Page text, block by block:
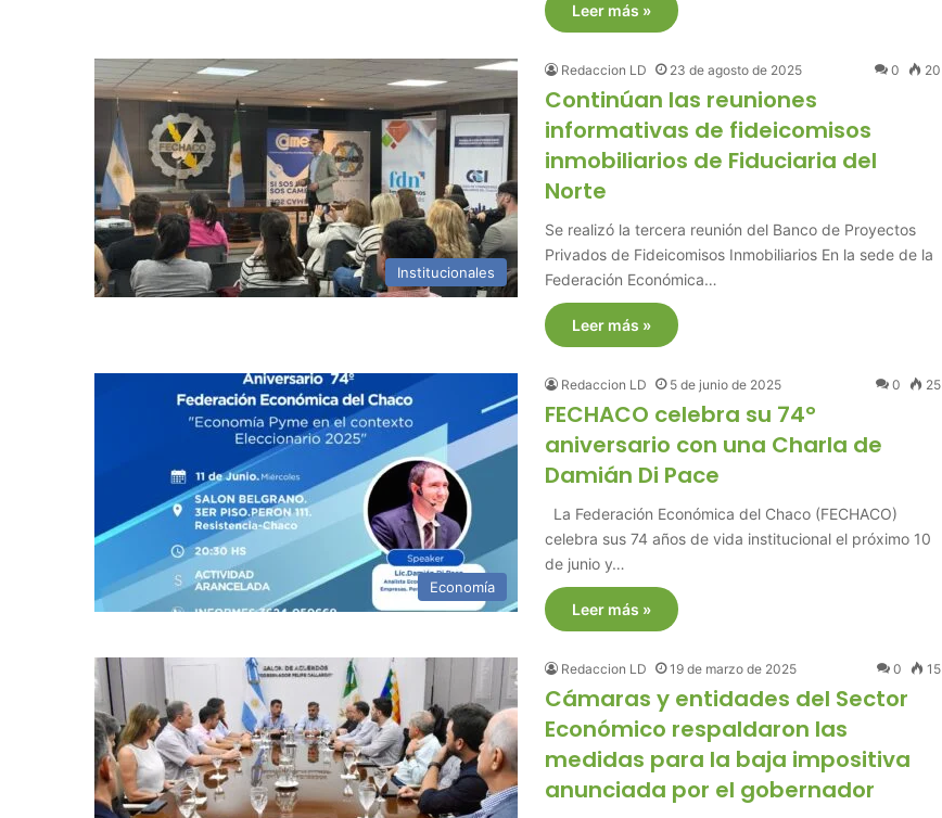
Leer más »
Institucionales
Redaccion LD 23 de agosto de 2025 0 20
Continúan las reuniones
informativas de fideicomisos
inmobiliarios de Fiduciaria del
Norte
Se realizó la tercera reunión del Banco de Proyectos
Privados de Fideicomisos Inmobiliarios En la sede de la
Federación Económica…
Leer más »
Economía
Redaccion LD 5 de junio de 2025 0 25
FECHACO celebra su 74°
aniversario con una Charla de
Damián Di Pace
La Federación Económica del Chaco (FECHACO)
celebra sus 74 años de vida institucional el próximo 10
de junio y…
Leer más »
Redaccion LD 19 de marzo de 2025 0 15
Cámaras y entidades del Sector
Económico respaldaron las
medidas para la baja impositiva
anunciada por el gobernador